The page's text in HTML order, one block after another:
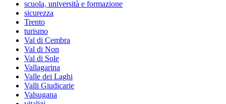
scuola, università e formazione
sicurezza
Trento
turismo
Val di Cembra
Val di Non
Val di Sole
Vallagarina
Valle dei Laghi
Valli Giudicarie
Valsugana